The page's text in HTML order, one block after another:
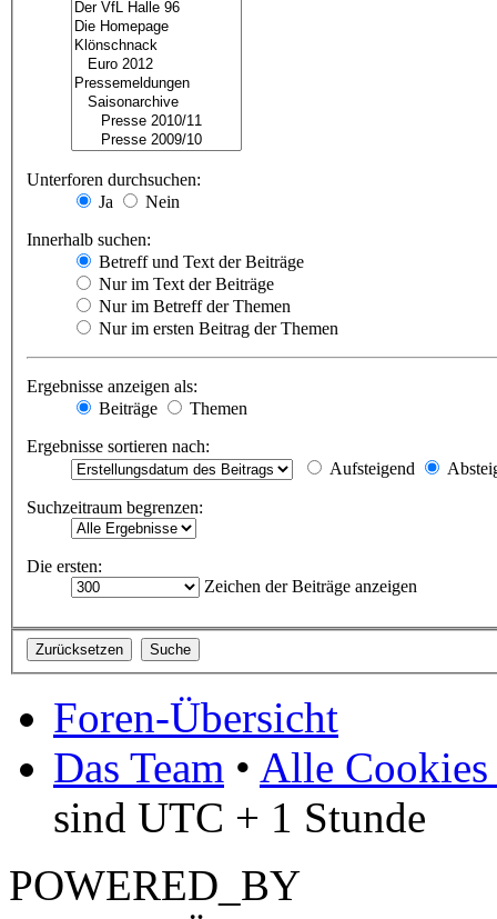
Unterforen durchsuchen:
Ja
Nein
Innerhalb suchen:
Betreff und Text der Beiträge
Nur im Text der Beiträge
Nur im Betreff der Themen
Nur im ersten Beitrag der Themen
Ergebnisse anzeigen als:
Beiträge
Themen
Ergebnisse sortieren nach:
Aufsteigend
Suchzeitraum begrenzen:
Die ersten:
Zeichen der Beiträge anzeigen
Foren-Übersicht
Das Team • Alle Cookies
sind UTC + 1 Stunde
POWERED_BY